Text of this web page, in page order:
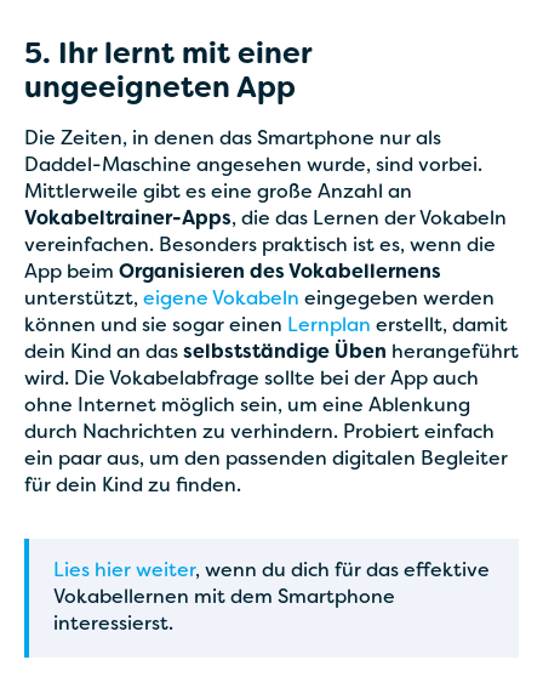
5. Ihr lernt mit einer
ungeeigneten App
Die Zeiten, in denen das Smartphone nur als
Daddel-Maschine angesehen wurde, sind vorbei.
Mittlerweile gibt es eine große Anzahl an
Vokabeltrainer-Apps, die das Lernen der Vokabeln
vereinfachen. Besonders praktisch ist es, wenn die
App beim Organisieren des Vokabellernens
unterstützt, eigene Vokabeln eingegeben werden
können und sie sogar einen Lernplan erstellt, damit
dein Kind an das selbstständige Üben herangeführt
wird. Die Vokabelabfrage sollte bei der App auch
ohne Internet möglich sein, um eine Ablenkung
durch Nachrichten zu verhindern. Probiert einfach
ein paar aus, um den passenden digitalen Begleiter
für dein Kind zu finden.
Lies hier weiter, wenn du dich für das effektive
Vokabellernen mit dem Smartphone
interessierst.